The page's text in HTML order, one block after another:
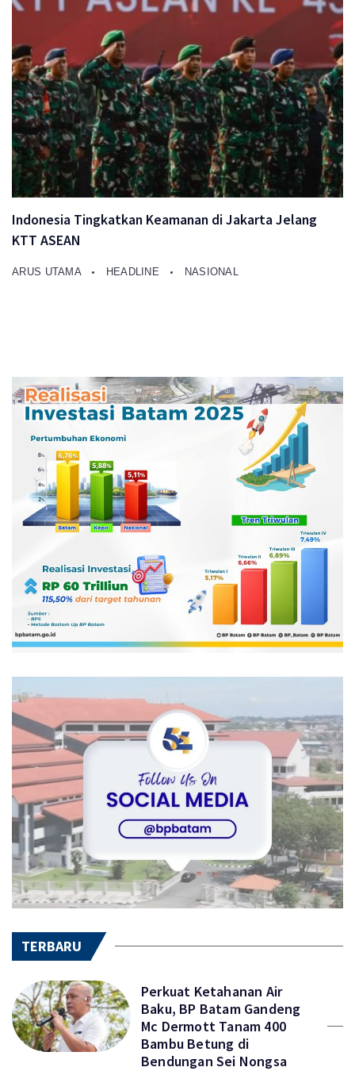
Indonesia Tingkatkan Keamanan di Jakarta Jelang
KTT ASEAN
ARUS UTAMA HEADLINE NASIONAL
TERBARU
Perkuat Ketahanan Air
Baku, BP Batam Gandeng
Mc Dermott Tanam 400
Bambu Betung di
Bendungan Sei Nongsa